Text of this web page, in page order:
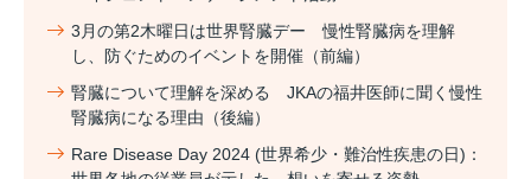
3月の第2木曜日は世界腎臓デー 慢性腎臓病を理解
し、防ぐためのイベントを開催（前編）
腎臓について理解を深める JKAの福井医師に聞く慢性
腎臓病になる理由（後編）
Rare Disease Day 2024 (世界希少・難治性疾患の日)：